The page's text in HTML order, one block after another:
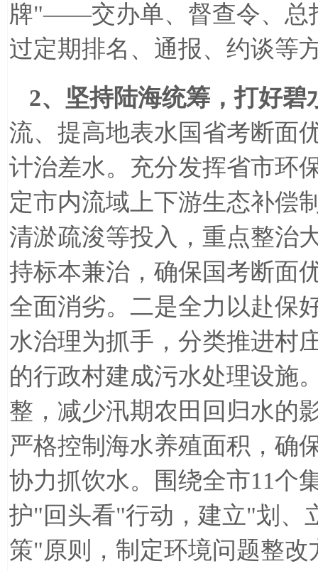
牌"——交办单、督查令、
过定期排名、通报、约谈等
2、坚持陆海统筹，打好碧
流、提高地表水国省考断面
计治差水。充分发挥省市环
定市内流域上下游生态补偿
清淤疏浚等投入，重点整治
持标本兼治，确保国考断面
全面消劣。二是全力以赴保
水治理为抓手，分类推进村
的行政村建成污水处理设施
整，减少汛期农田回归水的
严格控制海水养殖面积，确
协力抓饮水。围绕全市11个
护"回头看"行动，建立"划、
策"原则，制定环境问题整